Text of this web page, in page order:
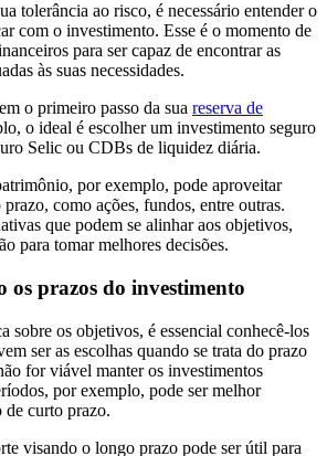
tolerância ao risco, é necessário entender o
com o investimento. Esse é o momento de
para ser capaz de encontrar as
às suas necessidades.
o primeiro passo da sua reserva de
o ideal é escolher um investimento seguro
Selic ou CDBs de liquidez diária.
por exemplo, pode aproveitar
como ações, fundos, entre outras.
que podem se alinhar aos objetivos,
para tomar melhores decisões.
os prazos do investimento
sobre os objetivos, é essencial conhecê-los
ser as escolhas quando se trata do prazo
for viável manter os investimentos
por exemplo, pode ser melhor
de curto prazo.
visando o longo prazo pode ser útil para